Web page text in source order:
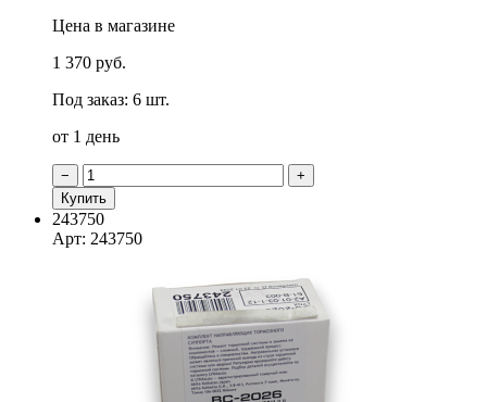
Цена в магазине
1 370 руб.
Под заказ: 6 шт.
от 1 день
−
+
Купить
243750
Арт: 243750